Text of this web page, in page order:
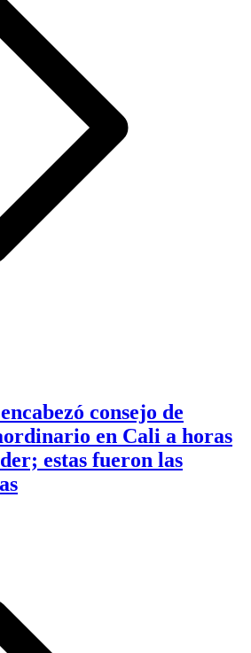
consejo de
en Cali a horas
estas fueron las